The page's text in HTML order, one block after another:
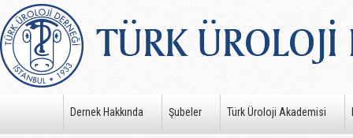
Dernek Hakkında Şubeler Türk Üroloji Akademisi